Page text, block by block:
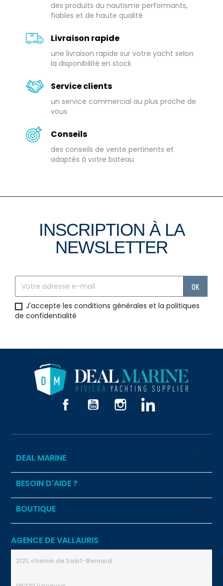
des produits du nautisme performants,
fiables et de haute qualité
Livraison rapide
une livraison rapide sur votre yacht selon
la disponibilité en stock
Service clients
un service commercial au plus proche de
vous
Conseils
des conseils de vente pertinents et
adaptés à votre bateau
INSCRIPTION À LA
NEWSLETTER
J'accepte les conditions générales et la politiques
de confidentialité
FacebookYouTube Instagram
DEAL MARINE 
BESOIN D'AIDE ? 
BOUTIQUE 
AGENCE DE VALLAURIS
2121, chemin de Saint-Bernard